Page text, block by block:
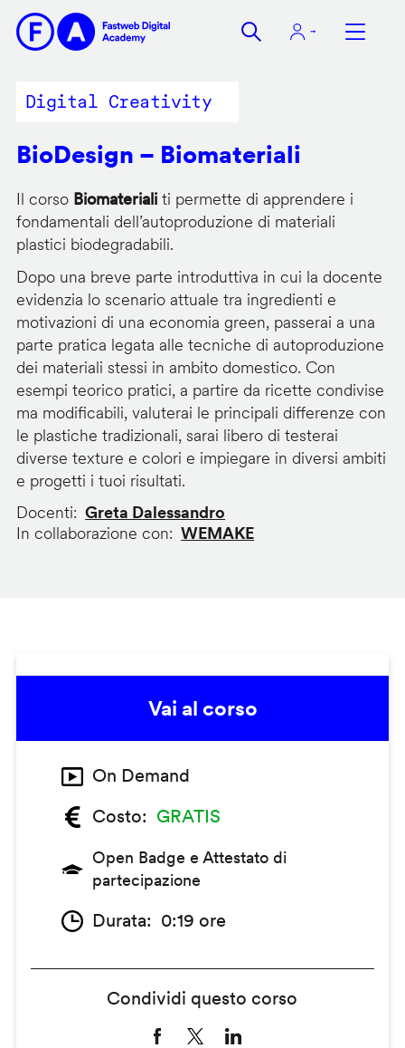
contenuto
Digital Creativity
BioDesign – Biomateriali
Il corso Biomaterialiti permette di apprendere i
fondamentali dell’autoproduzione di materiali
plastici biodegradabili.
Dopo una breve parte introduttiva in cui la docente
evidenzia lo scenario attuale tra ingredienti e
motivazioni di una economia green, passerai a una
parte pratica legata alle tecniche di autoproduzione
dei materiali stessi in ambito domestico. Con
esempi teorico pratici, a partire da ricette condivise
ma modificabili, valuterai le principali differenze con
le plastiche tradizionali, sarai libero di testerai
diverse texture e colori e impiegare in diversi ambiti
e progetti i tuoi risultati.
Docenti
Greta Dalessandro
In collaborazione con
WEMAKE
Vai al corso
On Demand
Costo
GRATIS
Open Badge e Attestato di
partecipazione
Durata 0:19 ore
Condividi questo corso